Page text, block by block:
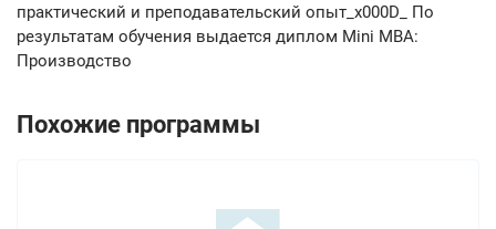
практический и преподавательский опыт_x000D_ По
результатам обучения выдается диплом Mini MBA:
Производство
Похожие программы